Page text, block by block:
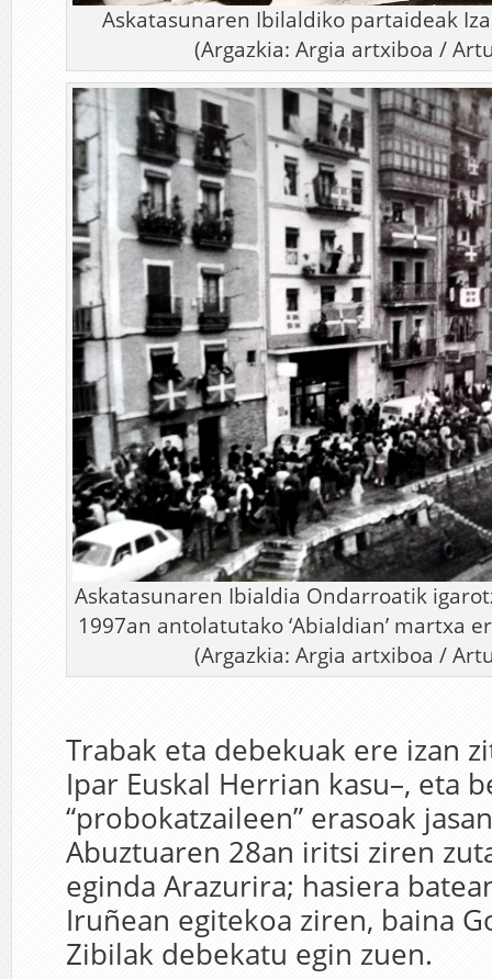
Askatasunaren Ibilaldiko partaideak
(Argazkia: Argia artxiboa /
Askatasunaren Ibialdia Ondarroatik
1997an antolatutako ‘Abialdian’ martxa
(Argazkia: Argia artxiboa /
Trabak eta debekuak ere izan
Ipar Euskal Herrian kasu–, eta
“probokatzaileen” erasoak
Abuztuaren 28an iritsi ziren
eginda Arazurira; hasiera
Iruñean egitekoa ziren, baina
Zibilak debekatu egin zuen.